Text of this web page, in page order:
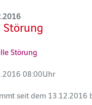
Störung
Störung
08:00Uhr
seit dem 13.12.2016